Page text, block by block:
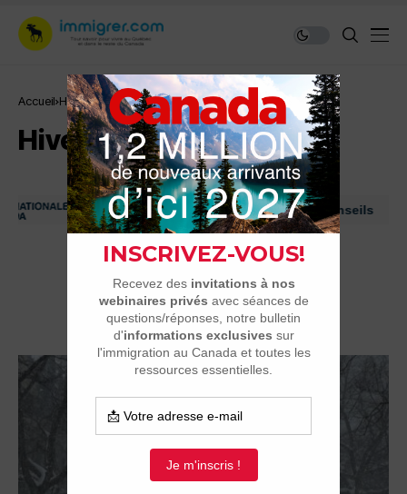
Accueil Hiver
Hiver
Immigrer au Canada: ressources et conseils